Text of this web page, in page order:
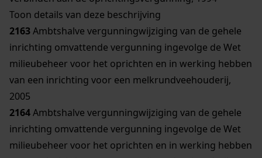
Toon details van deze beschrijving
2163Ambtshalve vergunningwijziging van de gehele
inrichting omvattende vergunning ingevolge de Wet
milieubeheer voor het oprichten en in werking hebben
van een inrichting voor een melkrundveehouderij,
2005
2164Ambtshalve vergunningwijziging van de gehele
inrichting omvattende vergunning ingevolge de Wet
milieubeheer voor het oprichten en in werking hebben